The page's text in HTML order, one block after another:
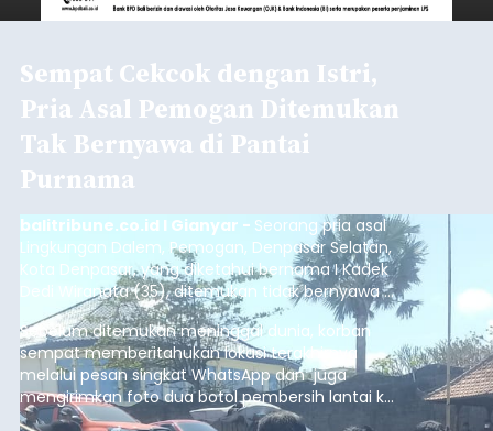
Sempat Cekcok dengan Istri,
Pria Asal Pemogan Ditemukan
Tak Bernyawa di Pantai
Purnama
balitribune.co.id I Gianyar - Seorang pria asal
Lingkungan Dalem, Pemogan, Denpasar Selatan,
Kota Denpasar, yang diketahui bernama I Kadek
Dedi Wiranata (35), ditemukan tidak bernyawa di
pesisir Pantai Purnama, Sukawati.
Sebelum ditemukan meninggal dunia, korban
sempat memberitahukan lokasi terakhirnya
melalui pesan singkat WhatsApp dan juga
mengirimkan foto dua botol pembersih lantai ke
istrinya.